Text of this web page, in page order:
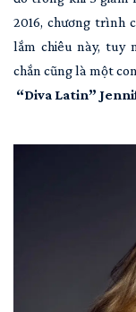
2016, chương trình
lắm chiêu này, tuy
chắn cũng là một
“Diva Latin”